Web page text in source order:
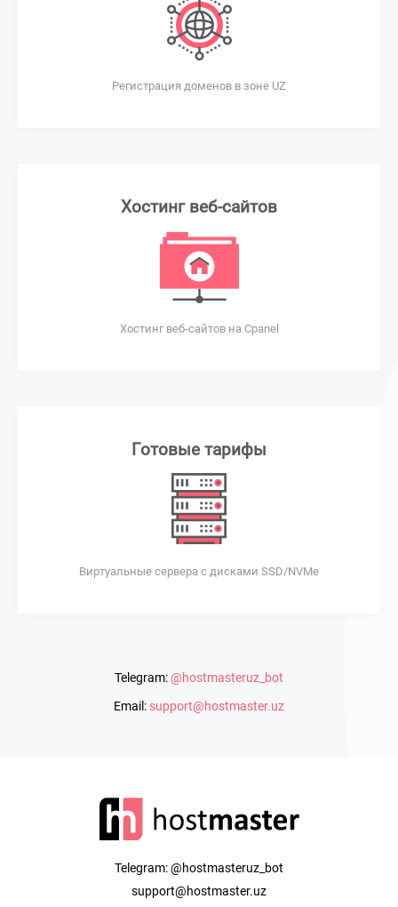
Регистрация доменов в зоне UZ
Хостинг веб-сайтов
Хостинг веб-сайтов на Cpanel
Готовые тарифы
Виртуальные сервера c дисками SSD/NVMe
Telegram:@hostmasteruz_bot
Email: support@hostmaster.uz
Telegram:@hostmasteruz_bot
support@hostmaster.uz